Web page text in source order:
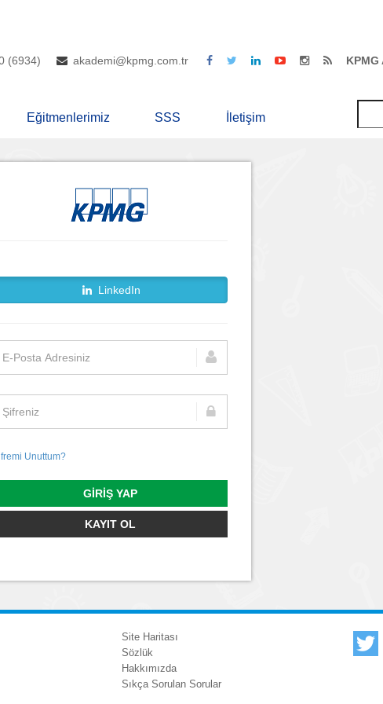
(6934) akademi@kpmg.com.tr
Eğitmenlerimiz SSS İletişim
LinkedIn
Unuttum?
GIRIŞ YAP
KAYIT OL
Site Haritası
Sözlük
Hakkımızda
Sıkça Sorulan Sorular